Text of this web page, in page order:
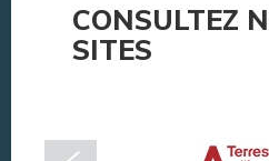
CONSULTEZ
SITES